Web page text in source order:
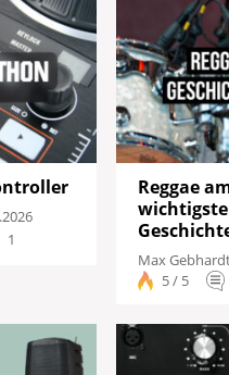
1
Reggae
Max
5 / 5